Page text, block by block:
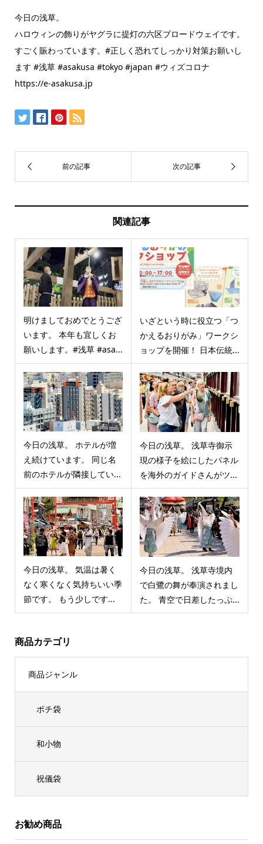
今日の浅草。
ハロウィンの飾りがヤグラに提灯の六区ブロードウェイです。
すごく賑わっています。#正しく恐れてしっかり対策お願いし
ます #浅草 #asakusa #tokyo #japan #ウィズコロナ
https://e-asakusa.jp
関連記事
明けましておめでとうござ
います。 本年も宜しくお
願いします。#浅草 #asa...
いざという時に役立つ「つ
かえるおりがみ」ワークシ
ョップを開催！ 日本伝統...
今日の浅草。 ホテルが増
え続けています。 同じ名
前のホテルが隣接してい...
今日の浅草。 浅草寺御示
現の様子を絵にしたパネル
を海外のガイドさんがツ...
今日の浅草。 気温は暑く
なく寒くなく気持ちいい季
節です。 もう少しです...
今日の浅草。 浅草寺境内
で白鷺の舞が奉演されまし
た。 青空で日差したっぷ...
商品カテゴリ
商品ジャンル
ポチ袋
和小物
祝儀袋
お勧め商品